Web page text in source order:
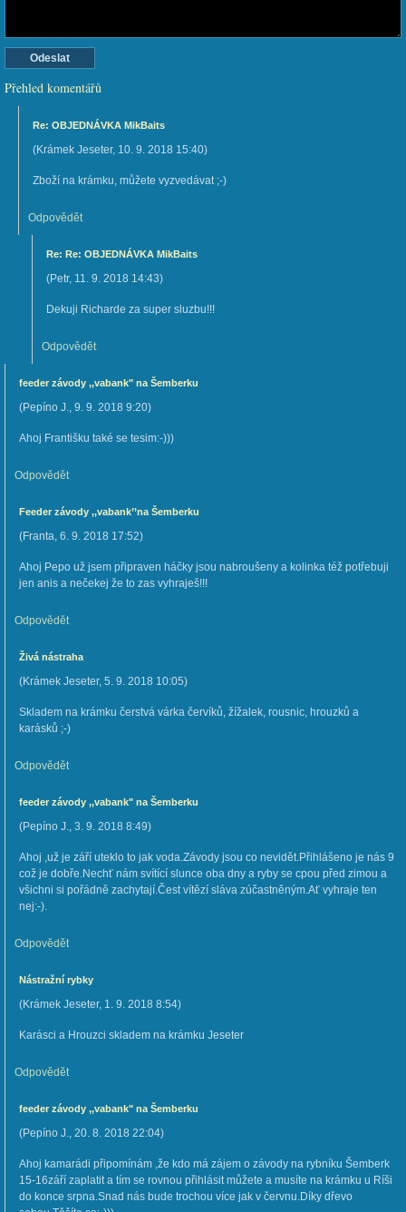
Přehled komentářů
Re: OBJEDNÁVKA MikBaits
(Krámek Jeseter, 10. 9. 2018 15:40)
Zboží na krámku, můžete vyzvedávat ;-)
Odpovědět
Re: Re: OBJEDNÁVKA MikBaits
(Petr, 11. 9. 2018 14:43)
Dekuji Richarde za super sluzbu!!!
Odpovědět
feeder závody ,,vabank" na Šemberku
(Pepíno J., 9. 9. 2018 9:20)
Ahoj Františku také se tesim:-)))
Odpovědět
Feeder závody ,,vabank’’na Šemberku
(Franta, 6. 9. 2018 17:52)
Ahoj Pepo už jsem připraven háčky jsou nabroušeny a kolinka též potřebuji
jen anis a nečekej že to zas vyhraješ!!!
Odpovědět
Živá nástraha
(Krámek Jeseter, 5. 9. 2018 10:05)
Skladem na krámku čerstvá várka červíků, žížalek, rousnic, hrouzků a
karásků ;-)
Odpovědět
feeder závody ,,vabank" na Šemberku
(Pepíno J., 3. 9. 2018 8:49)
Ahoj ,už je září uteklo to jak voda.Závody jsou co nevidět.Přihlášeno je nás 9
což je dobře.Nechť nám svítící slunce oba dny a ryby se cpou před zimou a
všichni si pořádně zachytají.Čest vítězí sláva zúčastněným.Ať vyhraje ten
nej:-).
Odpovědět
Nástražní rybky
(Krámek Jeseter, 1. 9. 2018 8:54)
Karásci a Hrouzci skladem na krámku Jeseter
Odpovědět
feeder závody ,,vabank" na Šemberku
(Pepíno J., 20. 8. 2018 22:04)
Ahoj kamarádi připomínám ,že kdo má zájem o závody na rybníku Šemberk
15-16září zaplatit a tím se rovnou přihlásit můžete a musíte na krámku u Ríši
do konce srpna.Snad nás bude trochou více jak v červnu.Díky dřevo